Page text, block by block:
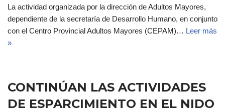
La actividad organizada por la dirección de Adultos Mayores,
dependiente de la secretaría de Desarrollo Humano, en conjunto
con el Centro Provincial Adultos Mayores (CEPAM)… Leer más
»
CONTINÚAN LAS ACTIVIDADES
DE ESPARCIMIENTO EN EL NIDO